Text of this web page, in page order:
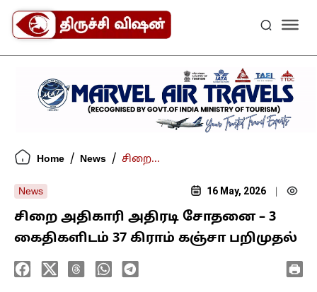
Home / News / சிறை...
News 16 May, 2026
சிறை அதிகாரி அதிரடி சோதனை – 3
கைதிகளிடம் 37 கிராம் கஞ்சா பறிமுதல்